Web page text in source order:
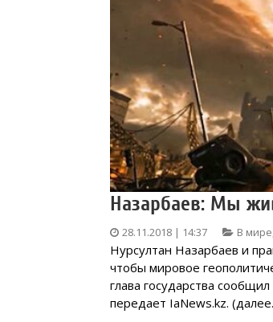
Назарбаев: Мы
28.11.2018 | 14:37 В мире
Нурсултан Назарбаев и
чтобы мировое
глава государства
передает IaNews.kz.